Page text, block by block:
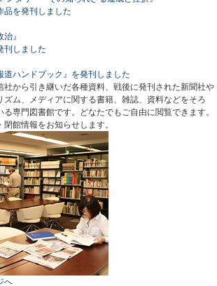
品を発刊しました
』
刊しました
道ハンドブック』を発刊しました
社から引き継いだ各種資料、戦後に発刊された新聞社や
ズム、メディアに関する書籍、雑誌、資料などをそろ
専門図書館です。どなたでもご自由に閲覧できます。
館情報をお知らせします。
へ